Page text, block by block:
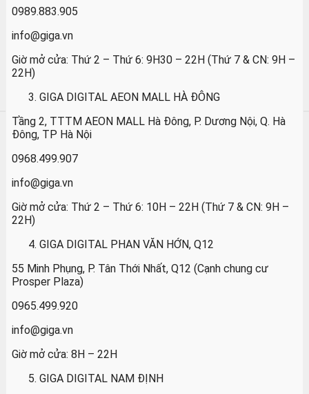
0989.883.905
info@giga.vn
Giờ mở cửa: Thứ 2 – Thứ 6: 9H30 – 22H (Thứ 7 & CN: 9H –
22H)
GIGA DIGITAL AEON MALL HÀ ĐÔNG
Tầng 2, TTTM AEON MALL Hà Đông, P. Dương Nội, Q. Hà
Đông, TP Hà Nội
0968.499.907
info@giga.vn
Giờ mở cửa: Thứ 2 – Thứ 6: 10H – 22H (Thứ 7 & CN: 9H –
22H)
GIGA DIGITAL PHAN VĂN HỚN, Q12
55 Minh Phụng, P. Tân Thới Nhất, Q12 (Cạnh chung cư
Prosper Plaza)
0965.499.920
info@giga.vn
Giờ mở cửa: 8H – 22H
GIGA DIGITAL NAM ĐỊNH